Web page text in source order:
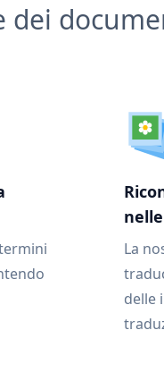
dei
La
delle